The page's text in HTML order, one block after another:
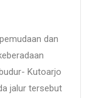
dan
Kutoarjo
jalur tersebut